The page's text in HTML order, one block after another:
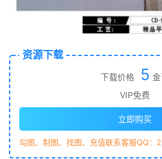
资源下载
下载价格 5
VIP免费
立即购买
勾图、制图、找图、充值联系客服QQ：